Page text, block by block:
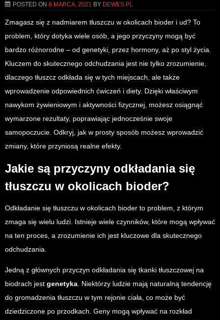
POSTED ON 6 MARCA, 2021 BY DEWES.PL
Zmagasz się z nadmiarem tłuszczu w okolicach bioder i ud? To
problem, który dotyka wiele osób, a jego przyczyny mogą być
bardzo różnorodne – od genetyki, przez hormony, aż po styl życia.
Kluczem do skutecznego odchudzania jest nie tylko zrozumienie,
dlaczego tłuszcz odkłada się w tych miejscach, ale także
wprowadzenie odpowiednich ćwiczeń i diety. Dzięki właściwym
nawykom żywieniowym i aktywności fizycznej, możesz osiągnąć
wymarzone rezultaty, poprawiając jednocześnie swoje
samopoczucie. Odkryj, jak w prosty sposób możesz wprowadzić
zmiany, które przyniosą realne efekty.
Jakie są przyczyny odkładania się
tłuszczu w okolicach bioder?
Odkładanie się tłuszczu w okolicach bioder to problem, z którym
zmaga się wielu ludzi. Istnieje wiele czynników, które mogą wpływać
na ten proces, a zrozumienie ich jest kluczowe dla skutecznego
odchudzania.
Jedną z głównych przyczyn odkładania się tkanki tłuszczowej na
biodrach jest genetyka . Niektórzy ludzie mają naturalną tendencję
do gromadzenia tłuszczu w tym rejonie ciała, co może być
dziedziczone po przodkach. Geny mogą wpływać na rozkład